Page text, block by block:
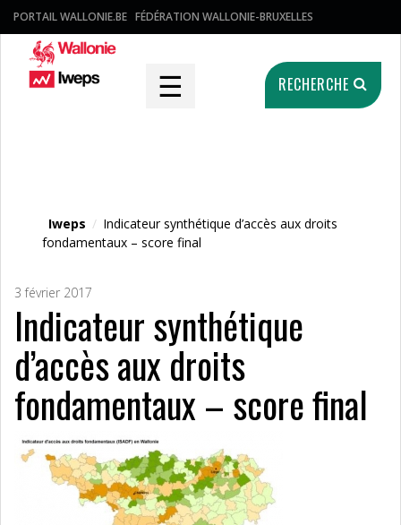
PORTAIL WALLONIE.BE FÉDÉRATION WALLONIE-BRUXELLES
☰ RECHERCHE
Iweps / Indicateur synthétique d’accès aux droits
fondamentaux – score final
3 février 2017
Indicateur synthétique
d’accès aux droits
fondamentaux – score final